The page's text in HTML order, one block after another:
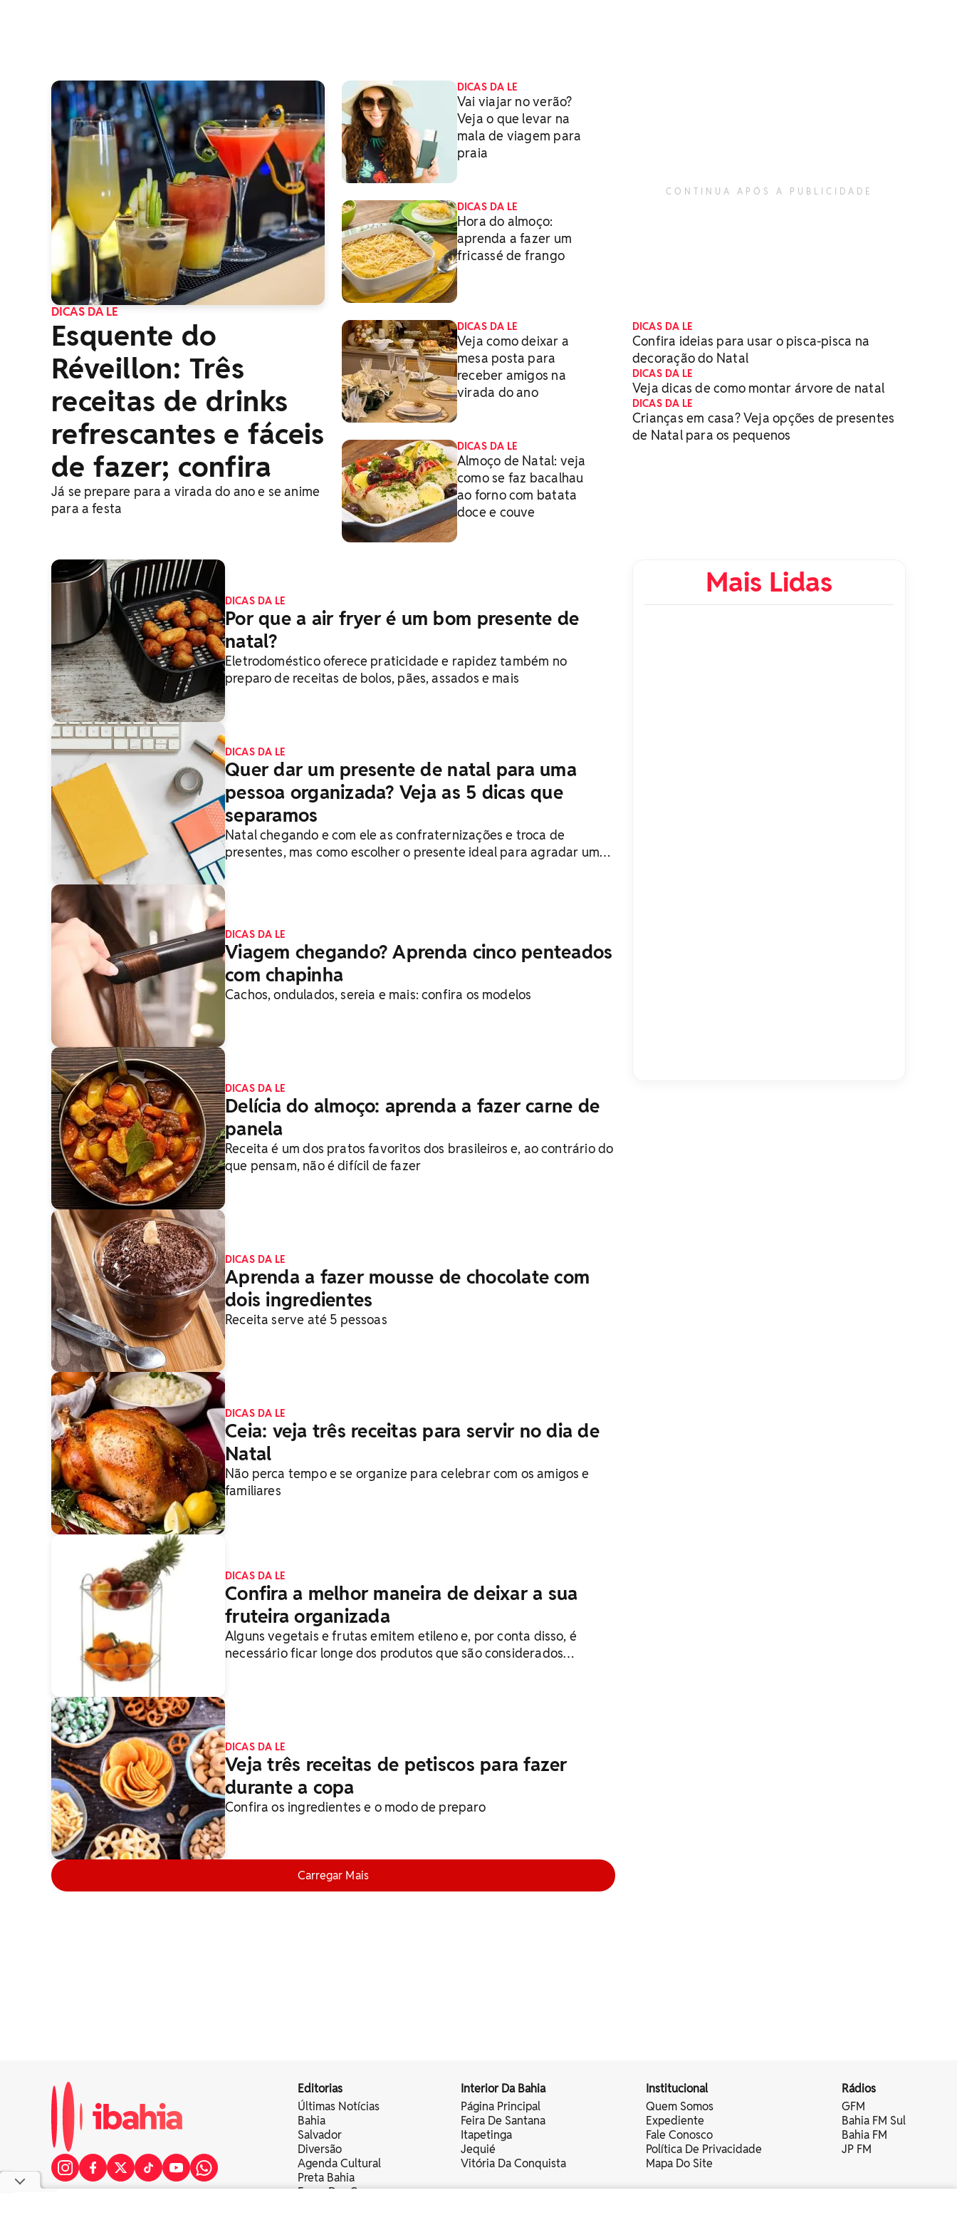
DICAS DA LE
Esquente do
Réveillon: Três
receitas de drinks
refrescantes e fáceis
de fazer; confira
Já se prepare para a virada do ano e se anime
para a festa
DICAS DA LE
Vai viajar no verão?
Veja o que levar na
mala de viagem para
praia
CONTINUA APÓS A PUBLICIDADE
DICAS DA LE
Hora do almoço:
aprenda a fazer um
fricassé de frango
DICAS DA LE
Veja como deixar a
mesa posta para
receber amigos na
virada do ano
DICAS DA LE
Confira ideias para usar o pisca-pisca na
decoração do Natal
DICAS DA LE
Veja dicas de como montar árvore de natal
DICAS DA LE
Crianças em casa? Veja opções de presentes
de Natal para os pequenos
DICAS DA LE
Almoço de Natal: veja
como se faz bacalhau
ao forno com batata
doce e couve
DICAS DA LE
Por que a air fryer é um bom presente de
natal?
Eletrodoméstico oferece praticidade e rapidez também no
preparo de receitas de bolos, pães, assados e mais
DICAS DA LE
Quer dar um presente de natal para uma
pessoa organizada? Veja as 5 dicas que
separamos
Natal chegando e com ele as confraternizações e troca de
presentes, mas como escolher o presente ideal para agradar um
DICAS DA LE
Viagem chegando? Aprenda cinco penteados
com chapinha
Cachos, ondulados, sereia e mais: confira os modelos
DICAS DA LE
Delícia do almoço: aprenda a fazer carne de
panela
Receita é um dos pratos favoritos dos brasileiros e, ao contrário do
que pensam, não é difícil de fazer
DICAS DA LE
Aprenda a fazer mousse de chocolate com
dois ingredientes
Receita serve até 5 pessoas
DICAS DA LE
Ceia: veja três receitas para servir no dia de
Natal
Não perca tempo e se organize para celebrar com os amigos e
familiares
DICAS DA LE
Confira a melhor maneira de deixar a sua
fruteira organizada
Alguns vegetais e frutas emitem etileno e, por conta disso, é
necessário ficar longe dos produtos que são considerados
DICAS DA LE
Veja três receitas de petiscos para fazer
durante a copa
Confira os ingredientes e o modo de preparo
Carregar Mais
Mais Lidas
Editorias
Últimas Notícias
Bahia
Salvador
Diversão
Agenda Cultural
Preta Bahia
Fervo Das Cores
Interior Da Bahia
Página Principal
Feira De Santana
Itapetinga
Jequié
Vitória Da Conquista
Institucional
Quem Somos
Expediente
Fale Conosco
Política De Privacidade
Mapa Do Site
Rádios
GFM
Bahia FM Sul
Bahia FM
JP FM